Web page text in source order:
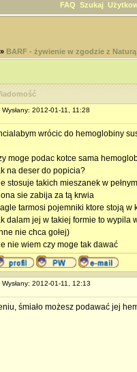
FAQ Szukaj
BARF - żywienie w zgodzie z Naturą
Wysłany: 2012-01-11, 11:28
wrócic do hemoglobiny
moge podac kotce sama
na deser do popicia?
stosuje takich mieszanek w
sie zabija za tą krwia
tarmosi pojemniki ktore stoją
dalam jej w takiej formie to wypila
nie chca gołej)
nie wiem czy moge tak dawać
Wysłany: 2012-01-11, 12:13
śmiało możesz podawać jej